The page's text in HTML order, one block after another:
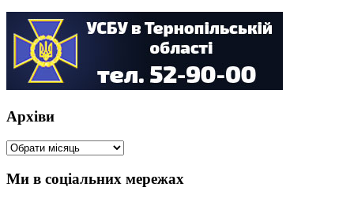
Архіви
Архіви
Ми в соціальних мережах